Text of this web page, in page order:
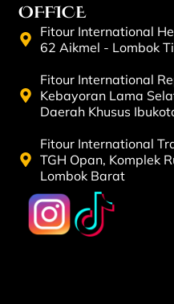
OFFICE
Fitour International
62 Aikmel - Lombok
Fitour International
Kebayoran Lama
Daerah Khusus
Fitour International
TGH Opan, Komplek
Lombok Barat